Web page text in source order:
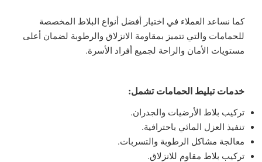
كما نساعد العملاء في اختيار أفضل أنواع البلاط المخصصة
للحمامات والتي تتميز بمقاومة الانزلاق والرطوبة لضمان أعلى
مستويات الأمان والراحة لجميع أفراد الأسرة.
خدمات تبليط الحمامات تشمل:
تركيب بلاط الأرضيات والجدران.
تنفيذ العزل المائي باحترافية.
معالجة مشاكل الرطوبة والتسربات.
تركيب بلاط مقاوم للانزلاق.